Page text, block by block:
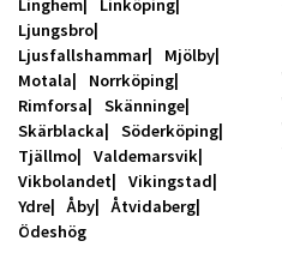
Linghem
Linköping
Ljungsbro
Ljusfallshammar
Mjölby
Motala
Norrköping
Rimforsa
Skänninge
Skärblacka
Söderköping
Tjällmo
Valdemarsvik
Vikbolandet
Vikingstad
Ydre
Åby
Åtvidaberg
Ödeshög